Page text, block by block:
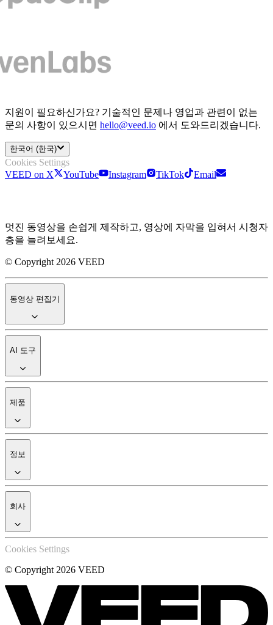
지원이 필요하신가요? 기술적인 문제나 영업과 관련이 없는
문의 사항이 있으시면 hello@veed.io 에서 도와드리겠습니다.
한국어 (한국)
Cookies Settings
VEED on X
YouTube Instagram TikTok Email
멋진 동영상을 손쉽게 제작하고, 영상에 자막을 입혀서 시청자
층을 늘려보세요.
© Copyright 2026 VEED
동영상 편집기
AI 도구
제품
정보
회사
Cookies Settings
© Copyright 2026 VEED